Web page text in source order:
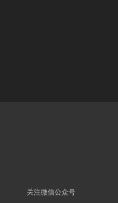
关注微信公众号